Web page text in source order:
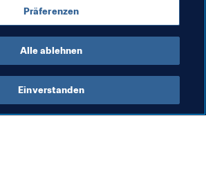
UEFA
Präferenzen
Alle ablehnen
Einverstanden